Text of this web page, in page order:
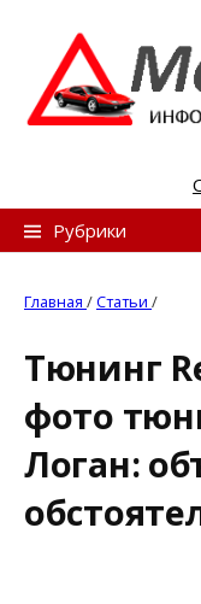
n
Рубрики
Главная /Статьи /
Тюнинг
фото
Логан: